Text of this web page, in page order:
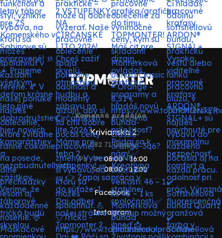
Kamenná predajňa
Krivianska 2
082 71 Lipany
Po - Pi:
So:
08:00 - 16:00
08:00 - 12:00
Facebook
Instagram